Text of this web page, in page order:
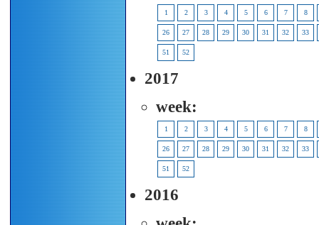
1 2 3 4 5 6 7 8
26 27 28 29 30 31 32 33
51 52
2017
week:
1 2 3 4 5 6 7 8
26 27 28 29 30 31 32 33
51 52
2016